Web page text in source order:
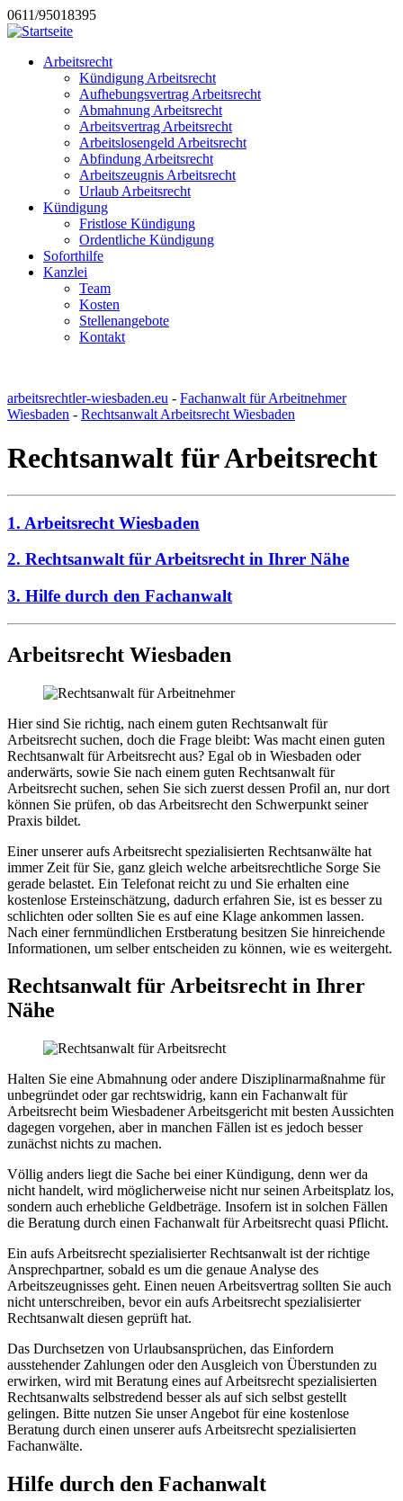
0611/95018395
Arbeitsrecht
Kündigung Arbeitsrecht
Aufhebungsvertrag Arbeitsrecht
Abmahnung Arbeitsrecht
Arbeitsvertrag Arbeitsrecht
Arbeitslosengeld Arbeitsrecht
Abfindung Arbeitsrecht
Arbeitszeugnis Arbeitsrecht
Urlaub Arbeitsrecht
Kündigung
Fristlose Kündigung
Ordentliche Kündigung
Soforthilfe
Kanzlei
Team
Kosten
Stellenangebote
Kontakt
arbeitsrechtler-wiesbaden.eu - Fachanwalt für Arbeitnehmer
Wiesbaden - Rechtsanwalt Arbeitsrecht Wiesbaden
Rechtsanwalt für Arbeitsrecht
1. Arbeitsrecht Wiesbaden
2. Rechtsanwalt für Arbeitsrecht in Ihrer Nähe
3. Hilfe durch den Fachanwalt
Arbeitsrecht Wiesbaden
Hier sind Sie richtig, nach einem guten Rechtsanwalt für
Arbeitsrecht suchen, doch die Frage bleibt: Was macht einen guten
Rechtsanwalt für Arbeitsrecht aus? Egal ob in Wiesbaden oder
anderwärts, sowie Sie nach einem guten Rechtsanwalt für
Arbeitsrecht suchen, sehen Sie sich zuerst dessen Profil an, nur dort
können Sie prüfen, ob das Arbeitsrecht den Schwerpunkt seiner
Praxis bildet.
Einer unserer aufs Arbeitsrecht spezialisierten Rechtsanwälte hat
immer Zeit für Sie, ganz gleich welche arbeitsrechtliche Sorge Sie
gerade belastet. Ein Telefonat reicht zu und Sie erhalten eine
kostenlose Ersteinschätzung, dadurch erfahren Sie, ist es besser zu
schlichten oder sollten Sie es auf eine Klage ankommen lassen.
Nach einer fernmündlichen Erstberatung besitzen Sie hinreichende
Informationen, um selber entscheiden zu können, wie es weitergeht.
Rechtsanwalt für Arbeitsrecht in Ihrer
Nähe
Halten Sie eine Abmahnung oder andere Disziplinarmaßnahme für
unbegründet oder gar rechtswidrig, kann ein Fachanwalt für
Arbeitsrecht beim Wiesbadener Arbeitsgericht mit besten Aussichten
dagegen vorgehen, aber in manchen Fällen ist es jedoch besser
zunächst nichts zu machen.
Völlig anders liegt die Sache bei einer Kündigung, denn wer da
nicht handelt, wird möglicherweise nicht nur seinen Arbeitsplatz los,
sondern auch erhebliche Geldbeträge. Insofern ist in solchen Fällen
die Beratung durch einen Fachanwalt für Arbeitsrecht quasi Pflicht.
Ein aufs Arbeitsrecht spezialisierter Rechtsanwalt ist der richtige
Ansprechpartner, sobald es um die genaue Analyse des
Arbeitszeugnisses geht. Einen neuen Arbeitsvertrag sollten Sie auch
nicht unterschreiben, bevor ein aufs Arbeitsrecht spezialisierter
Rechtsanwalt diesen geprüft hat.
Das Durchsetzen von Urlaubsansprüchen, das Einfordern
ausstehender Zahlungen oder den Ausgleich von Überstunden zu
erwirken, wird mit Beratung eines auf Arbeitsrecht spezialisierten
Rechtsanwalts selbstredend besser als auf sich selbst gestellt
gelingen. Bitte nutzen Sie unser Angebot für eine kostenlose
Beratung durch einen unserer aufs Arbeitsrecht spezialisierten
Fachanwälte.
Hilfe durch den Fachanwalt